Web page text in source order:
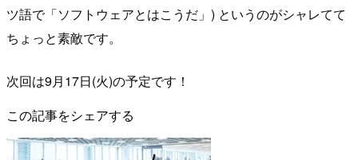
ツ語で「ソフトウェアとはこうだ」) というのがシャレてて
ちょっと素敵です。
次回は9月17日(火)の予定です！
この記事をシェアする